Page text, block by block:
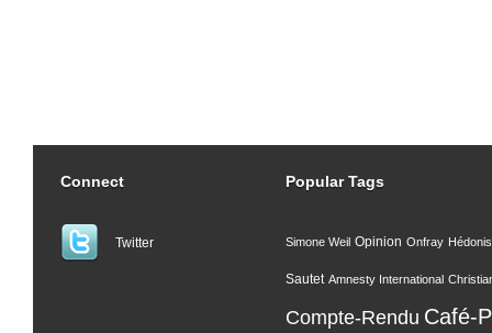
Connect
Twitter
Popular Tags
Simone Weil Opinion Onfray
Sautet Amnesty International
Compte-Rendu Café-